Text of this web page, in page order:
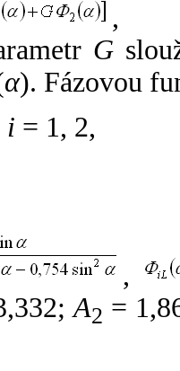
,
G
α). Fázovou
i = 1, 2,
,
A2 =